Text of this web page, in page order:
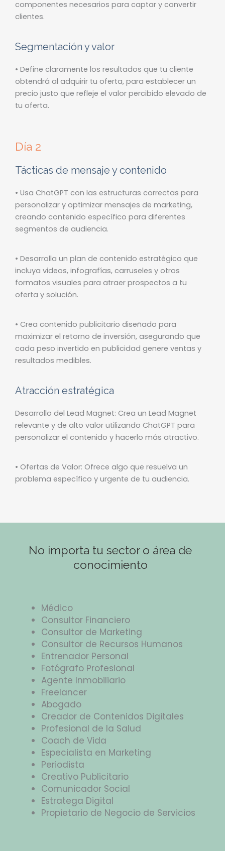
componentes necesarios para captar y convertir
clientes.
Segmentación y valor
• Define claramente los resultados que tu cliente
obtendrá al adquirir tu oferta, para establecer un
precio justo que refleje el valor percibido elevado de
tu oferta.
Día 2
Tácticas de mensaje y contenido
• Usa ChatGPT con las estructuras correctas para
personalizar y optimizar mensajes de marketing,
creando contenido específico para diferentes
segmentos de audiencia.
• Desarrolla un plan de contenido estratégico que
incluya videos, infografías, carruseles y otros
formatos visuales para atraer prospectos a tu
oferta y solución.
• Crea contenido publicitario diseñado para
maximizar el retorno de inversión, asegurando que
cada peso invertido en publicidad genere ventas y
resultados medibles.
Atracción estratégica
Desarrollo del Lead Magnet: Crea un Lead Magnet
relevante y de alto valor utilizando ChatGPT para
personalizar el contenido y hacerlo más atractivo.
• Ofertas de Valor: Ofrece algo que resuelva un
problema específico y urgente de tu audiencia.
No importa tu sector o área de
conocimiento
Médico
Consultor Financiero
Consultor de Marketing
Consultor de Recursos Humanos
Entrenador Personal
Fotógrafo Profesional
Agente Inmobiliario
Freelancer
Abogado
Creador de Contenidos Digitales
Profesional de la Salud
Coach de Vida
Especialista en Marketing
Periodista
Creativo Publicitario
Comunicador Social
Estratega Digital
Propietario de Negocio de Servicios